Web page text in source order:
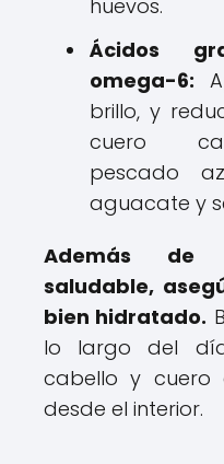
huevos.
Ácidos
omega-6:
brillo, y
cuero
pescado
aguacate y
Además de
saludable,
bien hidratado.
lo largo del
cabello y cuero
desde el interior.